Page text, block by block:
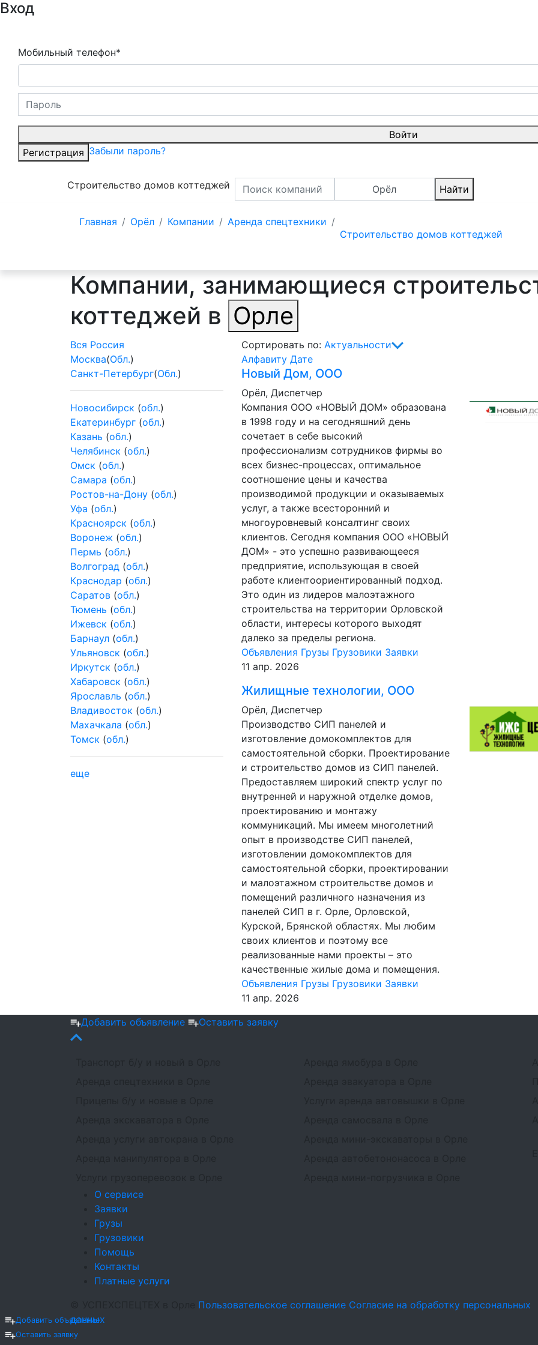
Вход
Мобильный телефон*
Войти
Регистрация Забыли пароль?
Строительство домов коттеджей Орёл Найти
Главная Орёл Компании
Аренда спецтехники
Строительство домов коттеджей
Добавить объявление
Оставить заявку
Компании, занимающиеся
коттеджей в Орле
Вся Россия
Москва(Обл.)
Санкт-Петербург(Обл.)
Новосибирск (обл.)
Екатеринбург (обл.)
Казань (обл.)
Челябинск (обл.)
Омск (обл.)
Самара (обл.)
Ростов-на-Дону (обл.)
Уфа (обл.)
Красноярск (обл.)
Воронеж (обл.)
Пермь (обл.)
Волгоград (обл.)
Краснодар (обл.)
Саратов (обл.)
Тюмень (обл.)
Ижевск (обл.)
Барнаул (обл.)
Ульяновск (обл.)
Иркутск (обл.)
Хабаровск (обл.)
Ярославль (обл.)
Владивосток (обл.)
Махачкала (обл.)
Томск (обл.)
еще
Сортировать по: Актуальности
Алфавиту Дате
Новый Дом, ООО
Орёл, Диспетчер
Компания ООО «НОВЫЙ ДОМ» образована
в 1998 году и на сегодняшний день
сочетает в себе высокий
профессионализм сотрудников фирмы во
всех бизнес-процессах, оптимальное
соотношение цены и качества
производимой продукции и оказываемых
услуг, а также всесторонний и
многоуровневый консалтинг своих
клиентов. Сегодня компания ООО «НОВЫЙ
ДОМ» - это успешно развивающееся
предприятие, использующая в своей
работе клиентоориентированный подход.
Это один из лидеров малоэтажного
строительства на территории Орловской
области, интересы которого выходят
далеко за пределы региона.
Объявления Грузы Грузовики Заявки
11 апр. 2026
Жилищные технологии, ООО
Орёл, Диспетчер
Производство СИП панелей и
изготовление домокомплектов для
самостоятельной сборки. Проектирование
и строительство домов из СИП панелей.
Предоставляем широкий спектр услуг по
внутренней и наружной отделке домов,
проектированию и монтажу
коммуникаций. Мы имеем многолетний
опыт в производстве СИП панелей,
изготовлении домокомплектов для
самостоятельной сборки, проектировании
и малоэтажном строительстве домов и
помещений различного назначения из
панелей СИП в г. Орле, Орловской,
Курской, Брянской областях. Мы любим
своих клиентов и поэтому все
реализованные нами проекты – это
качественные жилые дома и помещения.
Объявления Грузы Грузовики Заявки
11 апр. 2026
Добавить объявление
Оставить заявку
О сервисе
Заявки
Грузы
Грузовики
Помощь
Контакты
Платные услуги
Пользовательское соглашение Согласие на обработку персональных
данных